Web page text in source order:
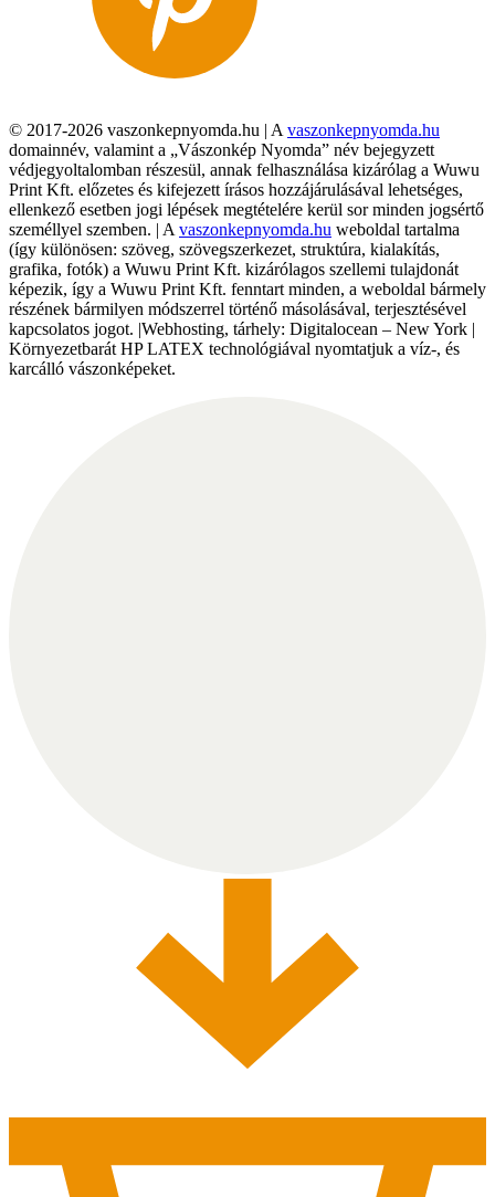
© 2017-2026 vaszonkepnyomda.hu | A vaszonkepnyomda.hu
domainnév, valamint a „Vászonkép Nyomda” név bejegyzett
védjegyoltalomban részesül, annak felhasználása kizárólag a Wuwu
Print Kft. előzetes és kifejezett írásos hozzájárulásával lehetséges,
ellenkező esetben jogi lépések megtételére kerül sor minden jogsértő
személlyel szemben. | A vaszonkepnyomda.hu weboldal tartalma
(így különösen: szöveg, szövegszerkezet, struktúra, kialakítás,
grafika, fotók) a Wuwu Print Kft. kizárólagos szellemi tulajdonát
képezik, így a Wuwu Print Kft. fenntart minden, a weboldal bármely
részének bármilyen módszerrel történő másolásával, terjesztésével
kapcsolatos jogot. |Webhosting, tárhely: Digitalocean – New York |
Környezetbarát HP LATEX technológiával nyomtatjuk a víz-, és
karcálló vászonképeket.